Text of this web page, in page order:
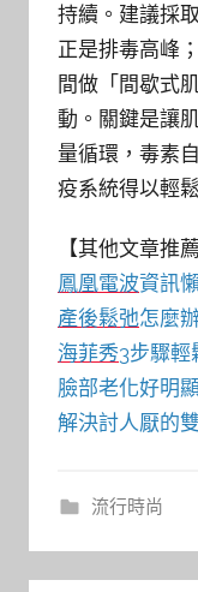
持續。建議採
正是排毒高峰
間做「間歇式
動。關鍵是讓
量循環，毒素
疫系統得以輕
【其他文章推薦
鳳凰電波資訊
產後鬆弛怎麼
海菲秀3步驟輕
臉部老化好明
解決討人厭的
流行時尚